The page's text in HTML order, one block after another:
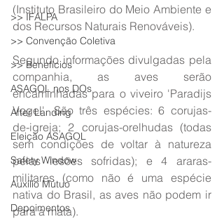
>> IFALPA
>> Convenção Coletiva
>> Benefícios
ASAGOL nos DOs
After Landing
Eleição ASAGOL
Safety Window
Auxílio Mútuo
Depoimentos
(Instituto Brasileiro do Meio Ambiente e
dos Recursos Naturais Renováveis).
Segundo informações divulgadas pela
companhia, as aves serão
encaminhadas para o viveiro 'Paradijs
Vogel'. São três espécies: 6 corujas-
de-igreja; 2 corujas-orelhudas (todas
sem condições de voltar à natureza
pelas lesões sofridas); e 4 araras-
militares (como não é uma espécie
nativa do Brasil, as aves não podem ir
para a mata).